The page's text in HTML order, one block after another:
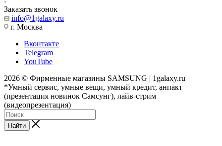
Заказать звонок
info@1galaxy.ru
г. Москва
Вконтакте
Telegram
YouTube
2026 © Фирменные магазины SAMSUNG | 1galaxy.ru
*Умный сервис, умные вещи, умный кредит, анпакт
(презентация новинок Самсунг), лайв-стрим
(видеопрезентация)
Найти